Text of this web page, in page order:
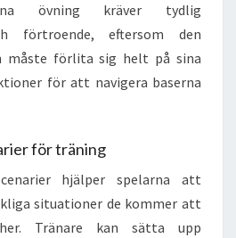
övning kräver tydlig
förtroende, eftersom den
måste förlita sig helt på sina
för att navigera baserna
för träning
hjälper spelarna att
situationer de kommer att
Tränare kan sätta upp